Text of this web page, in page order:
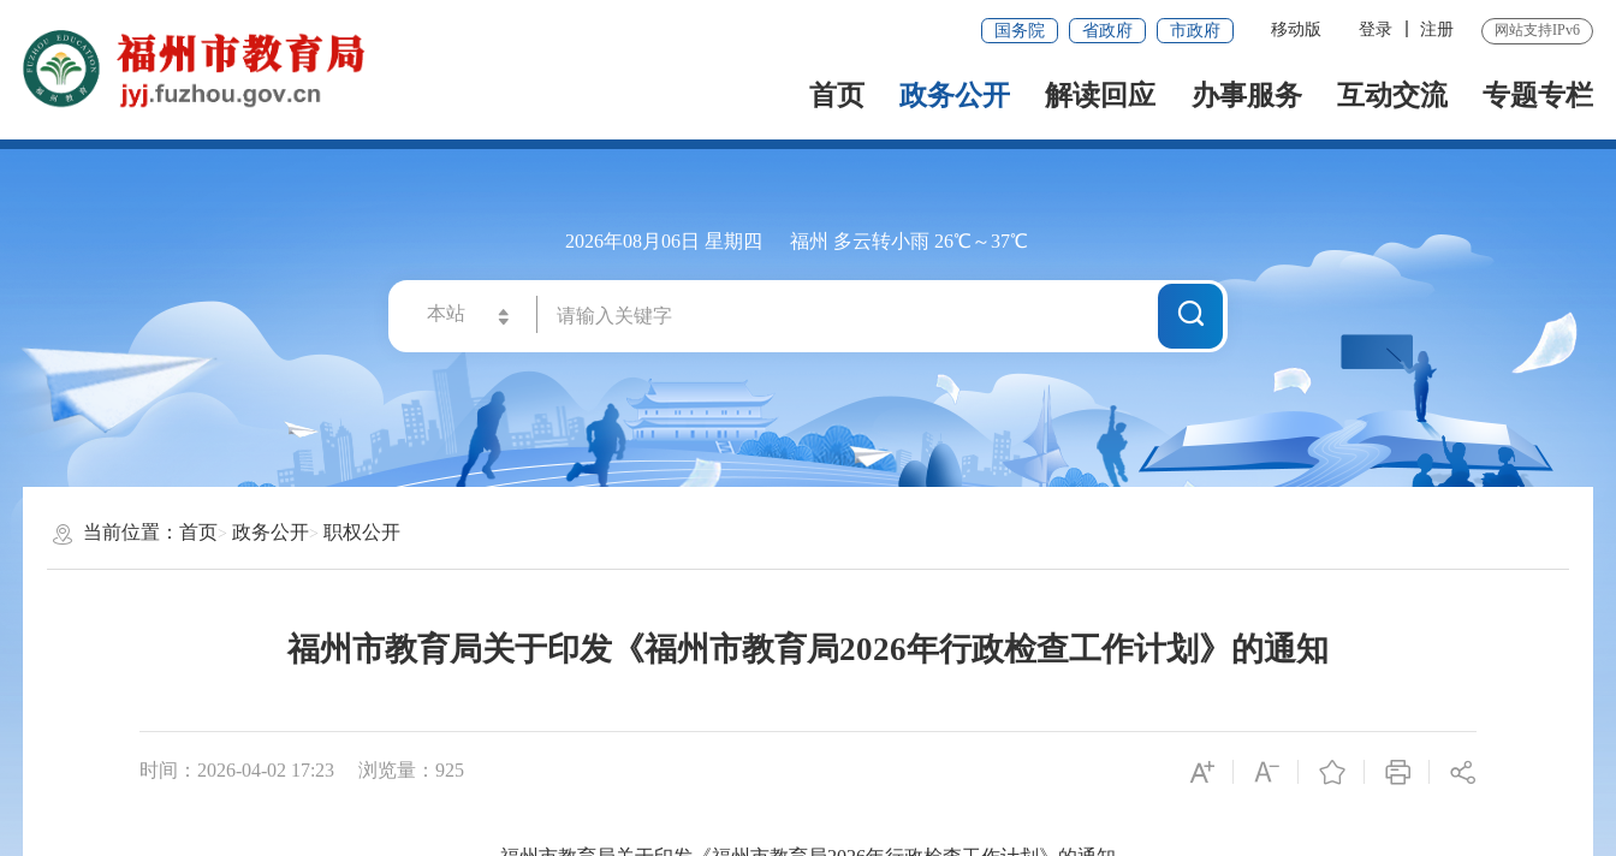
国务院 省政府 市政府 移动版 登录 注册 网站支持IPv6
首页 政务公开 解读回应 办事服务 互动交流 专题专栏
2026年08月06日 星期四 福州 多云转小雨 26℃～37℃
当前位置：首页 政务公开 职权公开
福州市教育局关于印发《福州市教育局2026年行政检查工作计划》的通知
时间：2026-04-02 17:23 浏览量：925